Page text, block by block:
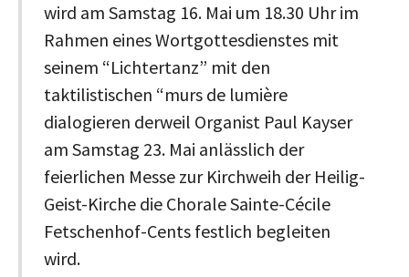
wird am Samstag 16. Mai um 18.30 Uhr im
Rahmen eines Wortgottesdienstes mit
seinem “Lichtertanz” mit den
taktilistischen “murs de lumière
dialogieren derweil Organist Paul Kayser
am Samstag 23. Mai anlässlich der
feierlichen Messe zur Kirchweih der Heilig-
Geist-Kirche die Chorale Sainte-Cécile
Fetschenhof-Cents festlich begleiten
wird.